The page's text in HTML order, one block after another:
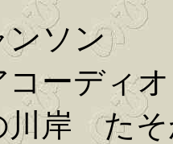
ンソン
ーディオ
岸 たそ